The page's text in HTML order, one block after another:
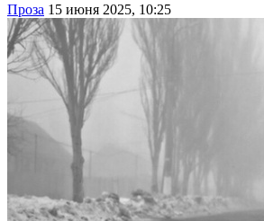
Проза 15 июня 2025, 10:25